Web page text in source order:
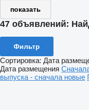
показать
47 объявлений:
Фильтр
Сортировка: Дата
Дата размещения
выпуска - сначала новые